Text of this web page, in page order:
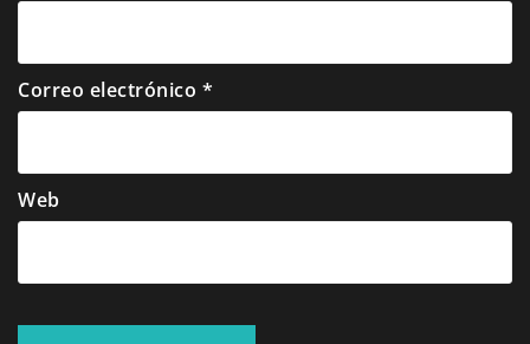
Correo electrónico *
Web